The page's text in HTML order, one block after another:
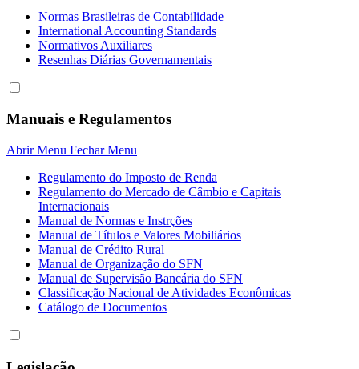
Normas Brasileiras de Contabilidade
International Accounting Standards
Normativos Auxiliares
Resenhas Diárias Governamentais
Manuais e Regulamentos
Abrir Menu Fechar Menu
Regulamento do Imposto de Renda
Regulamento do Mercado de Câmbio e Capitais
Internacionais
Manual de Normas e Instrções
Manual de Títulos e Valores Mobiliários
Manual de Crédito Rural
Manual de Organização do SFN
Manual de Supervisão Bancária do SFN
Classificação Nacional de Atividades Econômicas
Catálogo de Documentos